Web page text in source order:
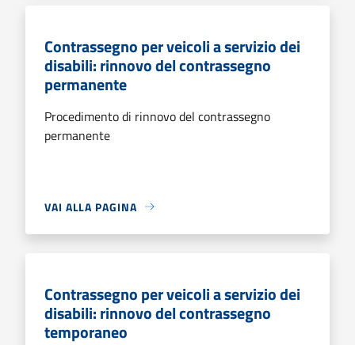
Contrassegno per veicoli a servizio dei
disabili: rinnovo del contrassegno
permanente
Procedimento di rinnovo del contrassegno
permanente
VAI ALLA PAGINA
Contrassegno per veicoli a servizio dei
disabili: rinnovo del contrassegno
temporaneo